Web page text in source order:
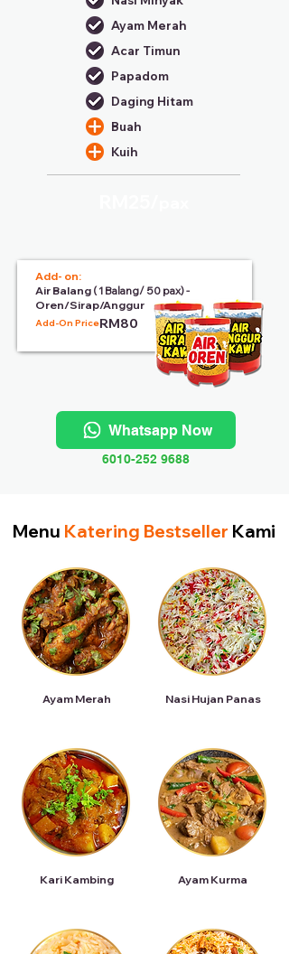
Ayam Merah
Acar Timun
Papadom
Daging Hitam
Buah
Kuih
Add- on:
Air Balang ( 1 Balang/ 50 pax) -
Oren/Sirap/Anggur
Add-On Price:RM80
Whatsapp Now
6010-252 9688
Menu Katering Bestseller Kami
Ayam Merah
Kari Kambing
Nasi Hujan Panas
Ayam Kurma